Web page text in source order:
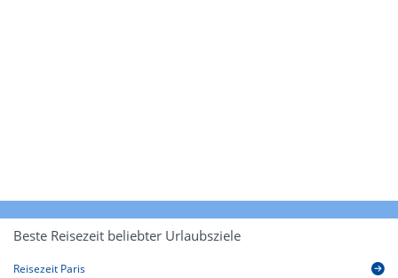
Beste Reisezeit beliebter Urlaubsziele
Reisezeit Paris